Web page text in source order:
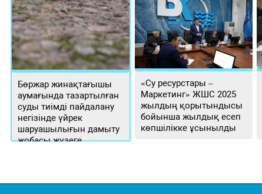
Бөржар жинақтағышы
аумағында тазартылған
суды тиімді пайдалану
негізінде үйрек
шаруашылығын дамыту
жобасы жүзеге
«Су ресурстары –
Маркетинг» ЖШС 2025
жылдың қорытындысы
бойынша жылдық есеп
көпшілікке ұсынылды